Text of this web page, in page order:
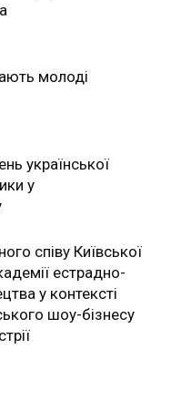
молоді
української
у
співу Київської
естрадно-
у контексті
шоу-бізнесу